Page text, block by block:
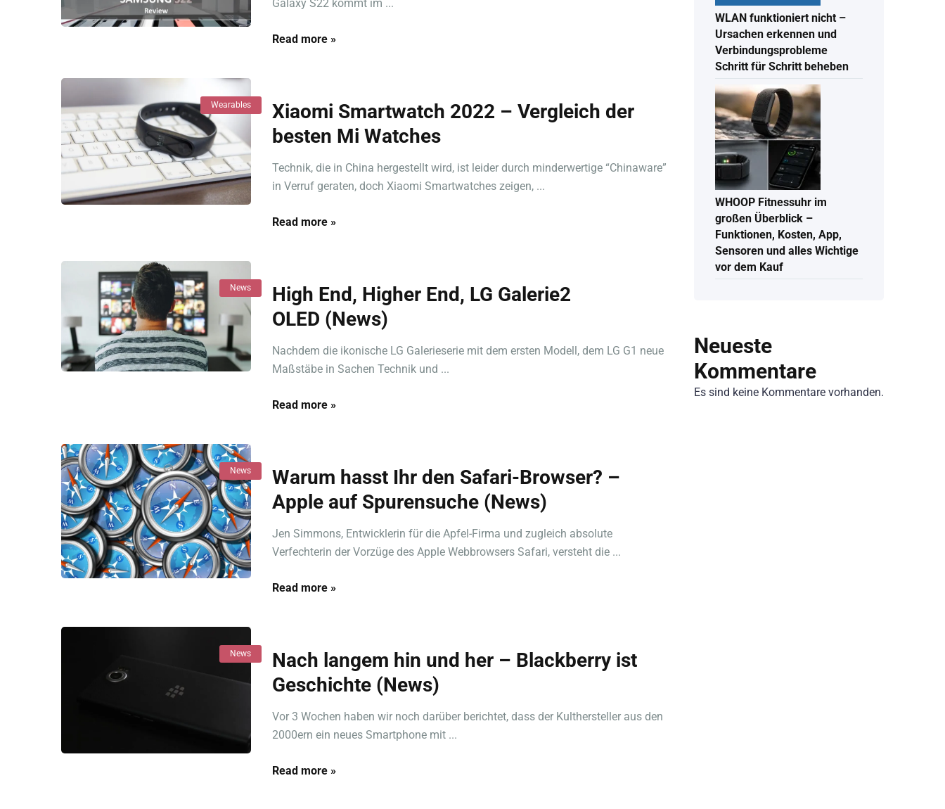
Galaxy S22 kommt im ...
Read more »
Wearables
Xiaomi Smartwatch 2022 – Vergleich der
besten Mi Watches
Technik, die in China hergestellt wird, ist leider durch minderwertige “Chinaware”
in Verruf geraten, doch Xiaomi Smartwatches zeigen, ...
Read more »
News
High End, Higher End, LG Galerie2
OLED (News)
Nachdem die ikonische LG Galerieserie mit dem ersten Modell, dem LG G1 neue
Maßstäbe in Sachen Technik und ...
Read more »
News
Warum hasst Ihr den Safari-Browser? –
Apple auf Spurensuche (News)
Jen Simmons, Entwicklerin für die Apfel-Firma und zugleich absolute
Verfechterin der Vorzüge des Apple Webbrowsers Safari, versteht die ...
Read more »
News
Nach langem hin und her – Blackberry ist
Geschichte (News)
Vor 3 Wochen haben wir noch darüber berichtet, dass der Kulthersteller aus den
2000ern ein neues Smartphone mit ...
Read more »
WLAN funktioniert nicht –
Ursachen erkennen und
Verbindungsprobleme
Schritt für Schritt beheben
WHOOP Fitnessuhr im
großen Überblick –
Funktionen, Kosten, App,
Sensoren und alles Wichtige
vor dem Kauf
Neueste
Kommentare
Es sind keine Kommentare vorhanden.